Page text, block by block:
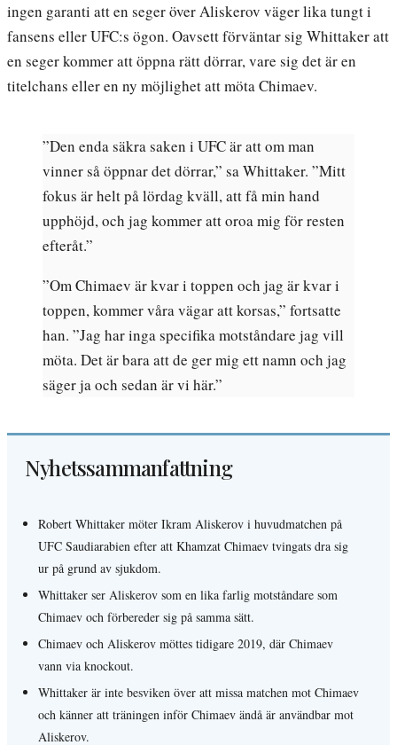
ingen garanti att en seger över Aliskerov väger lika tungt i
fansens eller UFC:s ögon. Oavsett förväntar sig Whittaker att
en seger kommer att öppna rätt dörrar, vare sig det är en
titelchans eller en ny möjlighet att möta Chimaev.
”Den enda säkra saken i UFC är att om man
vinner så öppnar det dörrar,” sa Whittaker. ”Mitt
fokus är helt på lördag kväll, att få min hand
upphöjd, och jag kommer att oroa mig för resten
efteråt.”
”Om Chimaev är kvar i toppen och jag är kvar i
toppen, kommer våra vägar att korsas,” fortsatte
han. ”Jag har inga specifika motståndare jag vill
möta. Det är bara att de ger mig ett namn och jag
säger ja och sedan är vi här.”
Nyhetssammanfattning
Robert Whittaker möter Ikram Aliskerov i huvudmatchen på
UFC Saudiarabien efter att Khamzat Chimaev tvingats dra sig
ur på grund av sjukdom.
Whittaker ser Aliskerov som en lika farlig motståndare som
Chimaev och förbereder sig på samma sätt.
Chimaev och Aliskerov möttes tidigare 2019, där Chimaev
vann via knockout.
Whittaker är inte besviken över att missa matchen mot Chimaev
och känner att träningen inför Chimaev ändå är användbar mot
Aliskerov.